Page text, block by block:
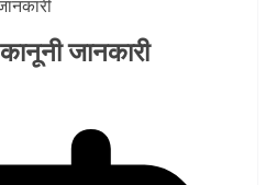
जानकारी